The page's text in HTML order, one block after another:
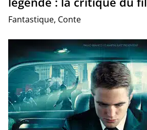
Fantastique, Conte